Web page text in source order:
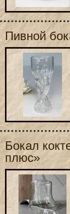
Пивной
Бокал
плюс»